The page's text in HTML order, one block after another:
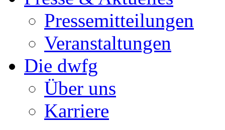
Pressemitteilungen
Veranstaltungen
Die dwfg
Über uns
Karriere